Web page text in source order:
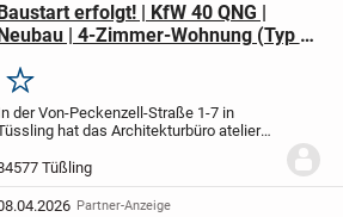
Baustart erfolgt! | KfW 40 QNG |
Neubau | 4-Zimmer-Wohnung (Typ D)
Abschreibung*
Merken
der Von-Peckenzell-Straße 1-7 in
hat das Architekturbüro atelier
und ansprechendes Quartier
In 4 familiären Häusern (Haus
bis D)...
Tüßling
Partner-Anzeige